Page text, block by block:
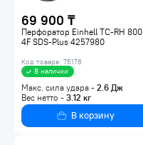
69 900 ₸
Перфоратор Einhell TC-RH 800
4F SDS-Plus 4257980
Код товара: 75176
В наличии
Макс. сила удара - 2.6 Дж
Вес нетто - 3.12 кг
В корзину